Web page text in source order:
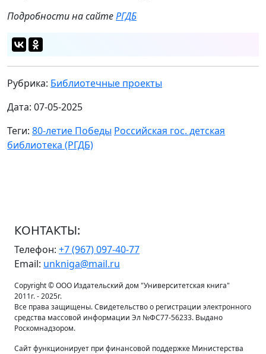
Подробности на сайтеРГДБ
Рубрика: Библиотечные проекты
Дата: 07-05-2025
Теги: 80-летие Победы Российская гос. детская
библиотека (РГДБ)
КОНТАКТЫ:
Телефон: +7 (967) 097-40-77
Email: unkniga@mail.ru
Copyright © ООО Издательский дом "Университетская книга"
2011г. - 2025г.
Все права защищены. Свидетельство о регистрации электронного
средства массовой информации Эл №ФС77-56233. Выдано
Роскомнадзором.
Сайт функционирует при финансовой поддержке Министерства